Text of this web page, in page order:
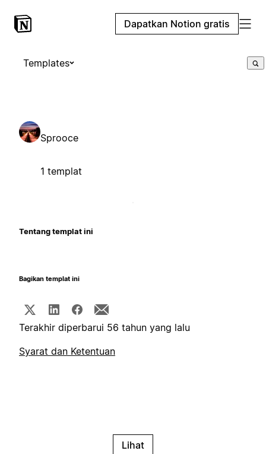
Dapatkan Notion gratis
Templates
Sprooce
1 templat
Tentang templat ini
Bagikan templat ini
Terakhir diperbarui 56 tahun yang lalu
Syarat dan Ketentuan
Lihat